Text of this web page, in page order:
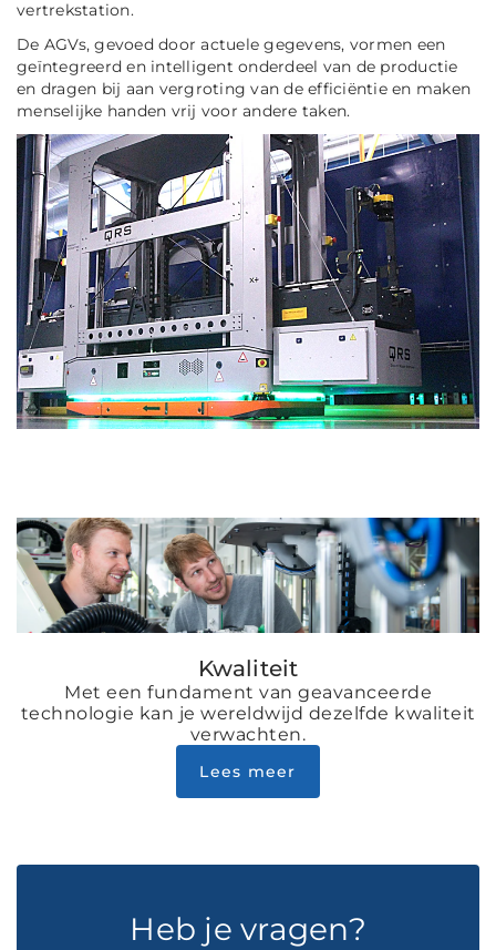
vertrekstation.
De AGVs, gevoed door actuele gegevens, vormen een
geïntegreerd en intelligent onderdeel van de productie
en dragen bij aan vergroting van de efficiëntie en maken
menselijke handen vrij voor andere taken.
Kwaliteit
Met een fundament van geavanceerde
technologie kan je wereldwijd dezelfde kwaliteit
verwachten.
Lees meer
Heb je vragen?